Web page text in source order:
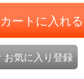
カートに入れる
お気に入り登録